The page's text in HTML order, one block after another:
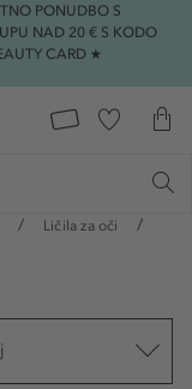
PONUDBO S
NAD 20 € S KODO
CARD ★
Ličila za oči